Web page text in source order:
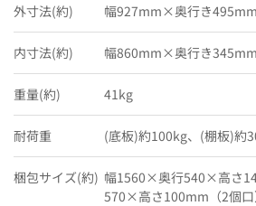
外寸法(約) 幅927mm×奥行き
内寸法(約) 幅860mm×奥行き
重量(約) 41kg
耐荷重 (底板)約100kg、(棚板)約
梱包サイズ(約) 幅1560×奥行540×高さ
570×高さ100mm（2個口